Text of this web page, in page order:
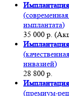
имплантата)
35 000 р.
инвазией)
28 800 р.
(премиум-